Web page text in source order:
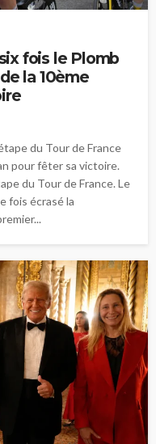
fois le Plomb
la 10ème
du Tour de France
pour fêter sa victoire.
du Tour de France. Le
fois écrasé la